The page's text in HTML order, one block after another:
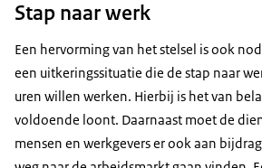
Stap naar werk
Een hervorming van het stelsel is ook
een uitkeringssituatie die de stap naar
uren willen werken. Hierbij is het van
voldoende loont. Daarnaast moet de
mensen en werkgevers er ook aan